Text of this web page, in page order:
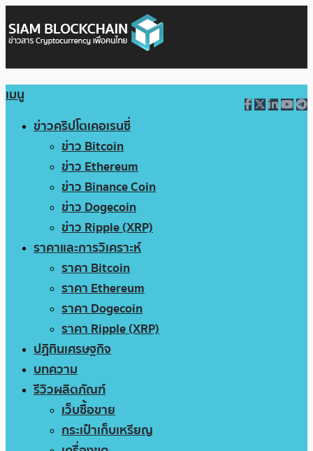
เมนู
ข่าวคริปโตเคอเรนซี่
ข่าว Bitcoin
ข่าว Ethereum
ข่าว Binance Coin
ข่าว Dogecoin
ข่าว Ripple (XRP)
ราคาและการวิเคราะห์
ราคา Bitcoin
ราคา Ethereum
ราคา Dogecoin
ราคา Ripple (XRP)
ปฏิทินเศรษฐกิจ
บทความ
รีวิวผลิตภัณฑ์
เว็บซื้อขาย
กระเป๋าเก็บเหรียญ